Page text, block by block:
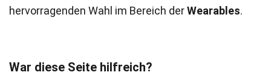
hervorragenden Wahl im Bereich derWearables.
War diese Seite hilfreich?